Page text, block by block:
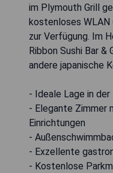
im Plymouth Grill
kostenloses
zur Verfügung. Im
Ribbon Sushi Bar &
andere japanische
- Ideale Lage in
- Elegante Zimmer
Einrichtungen
-
- Exzellente
- Kostenlose